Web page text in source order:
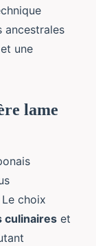
ancestrales
une
lame
choix
culinaires et